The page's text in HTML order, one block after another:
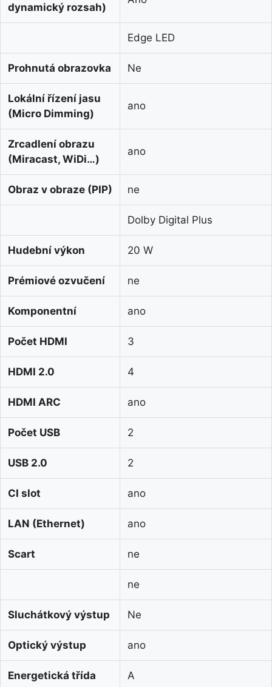
dynamický rozsah)
Edge LED
Prohnutá obrazovka Ne
Lokální řízení jasu
(Micro Dimming)
ano
Zrcadlení obrazu
(Miracast, WiDi…)
ano
Obraz v obraze (PIP) ne
Dolby Digital Plus
Hudební výkon 20 W
Prémiové ozvučení ne
Komponentní ano
Počet HDMI 3
HDMI 2.0 4
HDMI ARC ano
Počet USB 2
USB 2.0 2
CI slot ano
LAN (Ethernet) ano
Scart ne
ne
Sluchátkový výstup Ne
Optický výstup ano
Energetická třída A